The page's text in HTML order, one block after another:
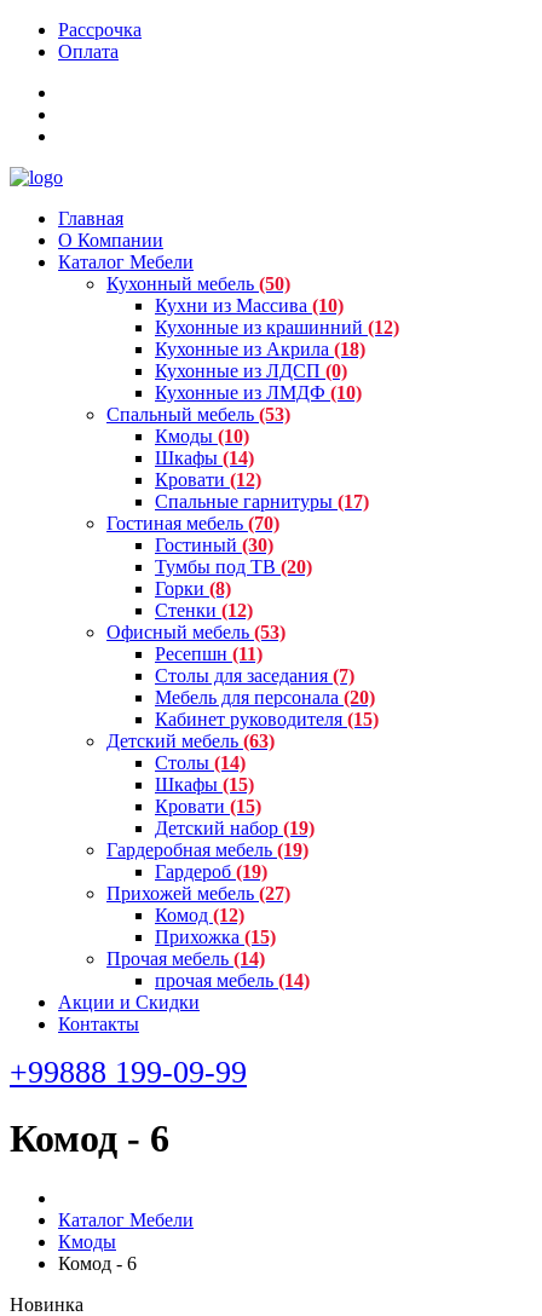
Рассрочка
Оплата
Главная
О Компании
Каталог Мебели
Кухонный мебель (50)
Кухни из Массива (10)
Кухонные из крашинний (12)
Кухонные из Акрила (18)
Кухонные из ЛДСП (0)
Кухонные из ЛМДФ (10)
Спальный мебель (53)
Кмоды (10)
Шкафы (14)
Кровати (12)
Спальные гарнитуры (17)
Гостиная мебель (70)
Гостиный (30)
Тумбы под ТВ (20)
Горки (8)
Стенки (12)
Офисный мебель (53)
Ресепшн (11)
Столы для заседания (7)
Мебель для персонала (20)
Кабинет руководителя (15)
Детский мебель (63)
Столы (14)
Шкафы (15)
Кровати (15)
Детский набор (19)
Гардеробная мебель (19)
Гардероб (19)
Прихожей мебель (27)
Комод (12)
Прихожка (15)
Прочая мебель (14)
прочая мебель (14)
Акции и Скидки
Контакты
+99888 199-09-99
Комод - 6
Каталог Мебели
Кмоды
Комод - 6
Новинка